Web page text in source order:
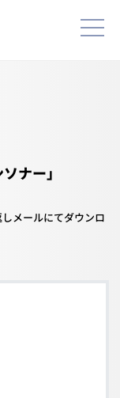
ナー」
メールにてダウンロ